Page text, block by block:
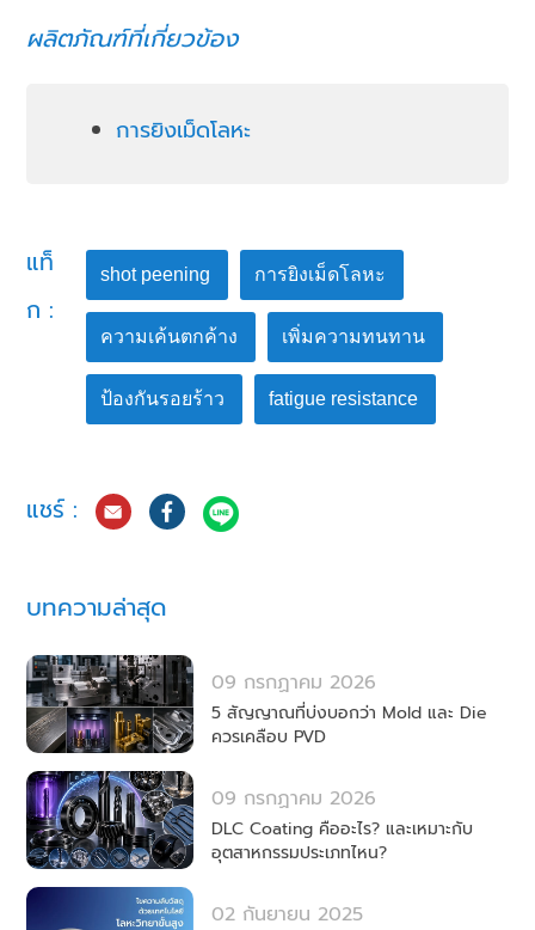
ผลิตภัณฑ์ที่เกี่ยวข้อง
การยิงเม็ดโลหะ
แท็
ก :
shot peening การยิงเม็ดโลหะ
ความเค้นตกค้าง เพิ่มความทนทาน
ป้องกันรอยร้าว fatigue resistance
แชร์ :
บทความล่าสุด
09 กรกฏาคม 2026
5 สัญญาณที่บ่งบอกว่า Mold และ Die
ควรเคลือบ PVD
09 กรกฏาคม 2026
DLC Coating คืออะไร? และเหมาะกับ
อุตสาหกรรมประเภทไหน?
02 กันยายน 2025